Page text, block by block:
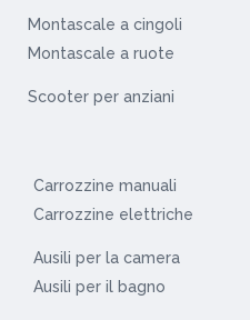
Montascale a cingoli
Montascale a ruote
Scooter per anziani
Carrozzine manuali
Carrozzine elettriche
Ausili per la camera
Ausili per il bagno